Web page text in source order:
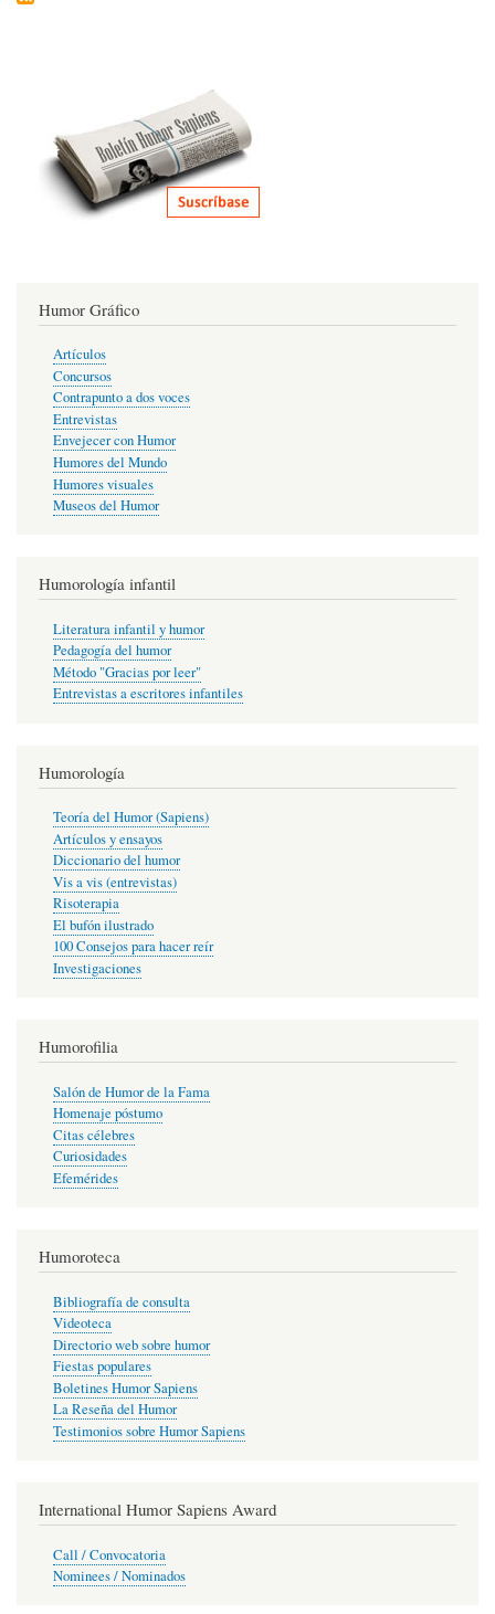
Humor Gráfico
Artículos
Concursos
Contrapunto a dos voces
Entrevistas
Envejecer con Humor
Humores del Mundo
Humores visuales
Museos del Humor
Humorología infantil
Literatura infantil y humor
Pedagogía del humor
Método "Gracias por leer"
Entrevistas a escritores infantiles
Humorología
Teoría del Humor (Sapiens)
Artículos y ensayos
Diccionario del humor
Vis a vis (entrevistas)
Risoterapia
El bufón ilustrado
100 Consejos para hacer reír
Investigaciones
Humorofilia
Salón de Humor de la Fama
Homenaje póstumo
Citas célebres
Curiosidades
Efemérides
Humoroteca
Bibliografía de consulta
Videoteca
Directorio web sobre humor
Fiestas populares
Boletines Humor Sapiens
La Reseña del Humor
Testimonios sobre Humor Sapiens
International Humor Sapiens Award
Call / Convocatoria
Nominees / Nominados